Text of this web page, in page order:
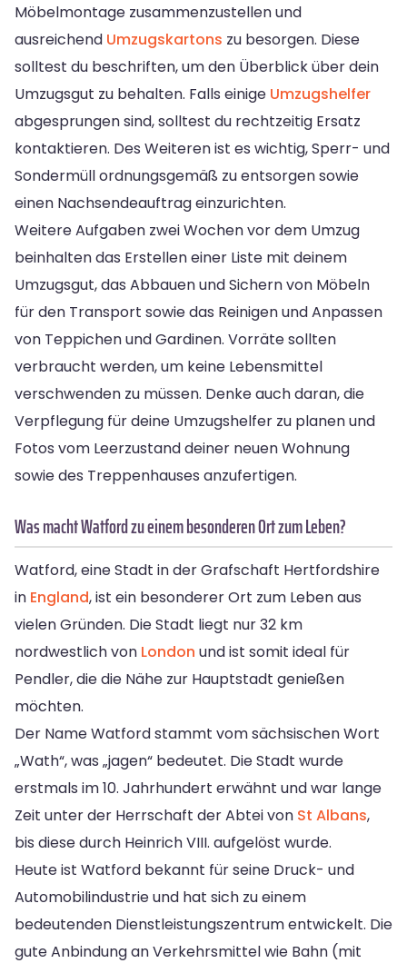
Möbelmontage zusammenzustellen und
ausreichend Umzugskartons zu besorgen. Diese
solltest du beschriften, um den Überblick über dein
Umzugsgut zu behalten. Falls einige Umzugshelfer
abgesprungen sind, solltest du rechtzeitig Ersatz
kontaktieren. Des Weiteren ist es wichtig, Sperr- und
Sondermüll ordnungsgemäß zu entsorgen sowie
einen Nachsendeauftrag einzurichten.
Weitere Aufgaben zwei Wochen vor dem Umzug
beinhalten das Erstellen einer Liste mit deinem
Umzugsgut, das Abbauen und Sichern von Möbeln
für den Transport sowie das Reinigen und Anpassen
von Teppichen und Gardinen. Vorräte sollten
verbraucht werden, um keine Lebensmittel
verschwenden zu müssen. Denke auch daran, die
Verpflegung für deine Umzugshelfer zu planen und
Fotos vom Leerzustand deiner neuen Wohnung
sowie des Treppenhauses anzufertigen.
Was macht Watford zu einem besonderen Ort zum Leben?
Watford, eine Stadt in der Grafschaft Hertfordshire
in England, ist ein besonderer Ort zum Leben aus
vielen Gründen. Die Stadt liegt nur 32 km
nordwestlich von London und ist somit ideal für
Pendler, die die Nähe zur Hauptstadt genießen
möchten.
Der Name Watford stammt vom sächsischen Wort
„Wath“, was „jagen“ bedeutet. Die Stadt wurde
erstmals im 10. Jahrhundert erwähnt und war lange
Zeit unter der Herrschaft der Abtei von St Albans,
bis diese durch Heinrich VIII. aufgelöst wurde.
Heute ist Watford bekannt für seine Druck- und
Automobilindustrie und hat sich zu einem
bedeutenden Dienstleistungszentrum entwickelt. Die
gute Anbindung an Verkehrsmittel wie Bahn (mit